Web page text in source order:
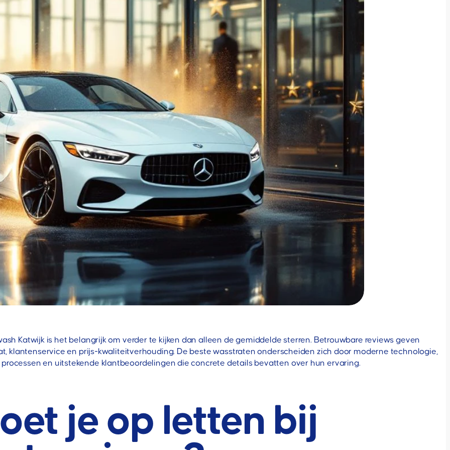
Katwijk is het belangrijk om verder te kijken dan alleen de gemiddelde sterren. Betrouwbare reviews geven
klantenservice en prijs-kwaliteitverhouding. De beste wasstraten onderscheiden zich door moderne technologie,
en uitstekende klantbeoordelingen die concrete details bevatten over hun ervaring.
je op letten bij